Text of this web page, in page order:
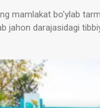
mamlakat bo'ylab
jahon darajasidagi